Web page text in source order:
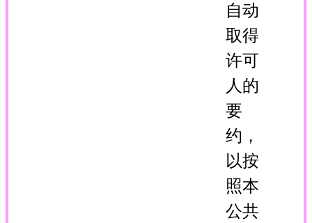
自动
取得
许可
人的
要
约，
以按
照本
公共